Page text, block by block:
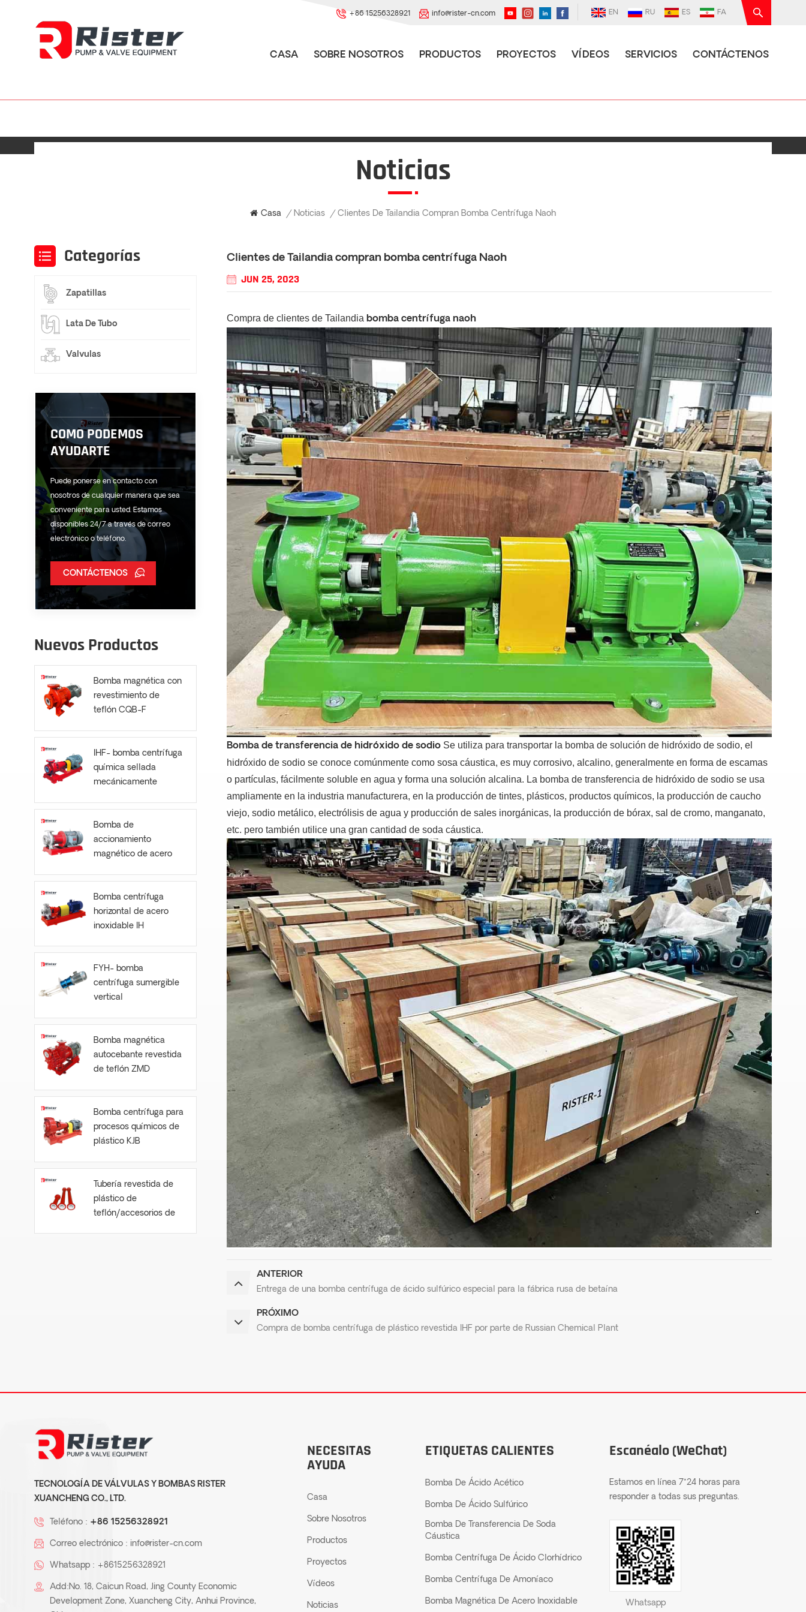
EN RU ES FA
+86 15256328921 info@rister-cn.com
CASA SOBRE NOSOTROS PRODUCTOS PROYECTOS VÍDEOS SERVICIOS CONTÁCTENOS
Noticias
Casa / Noticias / Clientes De Tailandia Compran Bomba Centrífuga Naoh
Clientes de Tailandia compran bomba centrífuga Naoh
JUN 25, 2023
Compra de clientes de Tailandia bomba centrífuga naoh
Bomba de transferencia de hidróxido de sodioSe utiliza para transportar la bomba de solución de hidróxido de sodio, el
hidróxido de sodio se conoce comúnmente como sosa cáustica, es muy corrosivo, alcalino, generalmente en forma de escamas
o partículas, fácilmente soluble en agua y forma una solución alcalina. La bomba de transferencia de hidróxido de sodio se usa
ampliamente en la industria manufacturera, en la producción de tintes, plásticos, productos químicos, la producción de caucho
viejo, sodio metálico, electrólisis de agua y producción de sales inorgánicas, la producción de bórax, sal de cromo, manganato,
etc. pero también utilice una gran cantidad de soda cáustica.
ANTERIOR
Entrega de una bomba centrífuga de ácido sulfúrico especial para la fábrica rusa de betaína
PRÓXIMO
Compra de bomba centrífuga de plástico revestida IHF por parte de Russian Chemical Plant
Categorías
Zapatillas
Lata De Tubo
Valvulas
COMO PODEMOS
AYUDARTE
Puede ponerse en contacto con
nosotros de cualquier manera que sea
conveniente para usted. Estamos
disponibles 24/7 a través de correo
electrónico o teléfono.
CONTÁCTENOS
Nuevos Productos
Bomba magnética con
revestimiento de
teflón CQB-F
IHF- bomba centrífuga
química sellada
mecánicamente
Bomba de
accionamiento
magnético de acero
Bomba centrífuga
horizontal de acero
inoxidable IH
FYH- bomba
centrífuga sumergible
vertical
Bomba magnética
autocebante revestida
de teflón ZMD
Bomba centrífuga para
procesos químicos de
plástico KJB
Tubería revestida de
plástico de
teflón/accesorios de
TECNOLOGÍA DE VÁLVULAS Y BOMBAS RISTER
XUANCHENG CO., LTD.
Teléfono : +86 15256328921
Correo electrónico : info@rister-cn.com
Whatsapp : +8615256328921
Add:No. 18, Caicun Road, Jing County Economic
Development Zone, Xuancheng City, Anhui Province,
NECESITAS
AYUDA
Casa
Sobre Nosotros
Productos
Proyectos
Vídeos
Noticias
ETIQUETAS CALIENTES
Bomba De Ácido Acético
Bomba De Ácido Sulfúrico
Bomba De Transferencia De Soda
Cáustica
Bomba Centrífuga De Ácido Clorhídrico
Bomba Centrífuga De Amoníaco
Bomba Magnética De Acero Inoxidable
Escanéalo (WeChat)
Estamos en línea 7*24 horas para
responder a todas sus preguntas.
Whatsapp